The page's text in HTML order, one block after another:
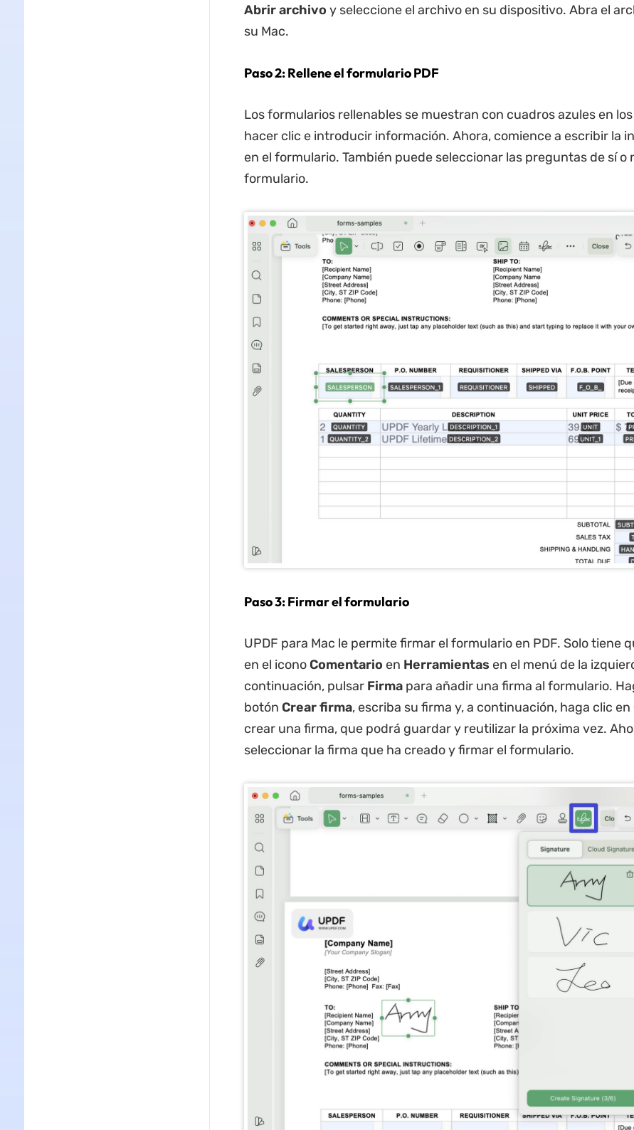
Abrir archivo y seleccione el archivo en su dispositivo. Abra el
su Mac.
Paso 2: Rellene el formulario PDF
Los formularios rellenables se muestran con cuadros azules en
hacer clic e introducir información. Ahora, comience a escribir la
en el formulario. También puede seleccionar las preguntas de sí o
formulario.
Paso 3: Firmar el formulario
UPDF para Mac le permite firmar el formulario en PDF. Solo tiene
en el icono Comentario en Herramientas en el menú de la
continuación, pulsar Firmapara añadir una firma al formulario.
botón Crear firma, escriba su firma y, a continuación, haga clic en
crear una firma, que podrá guardar y reutilizar la próxima vez.
seleccionar la firma que ha creado y firmar el formulario.